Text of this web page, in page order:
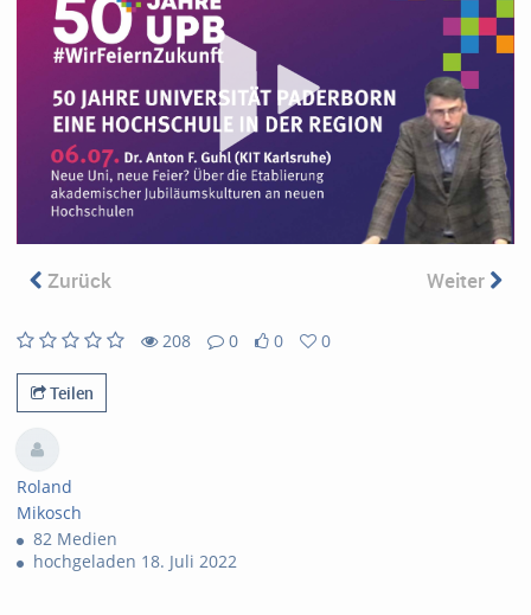
Zurück Weiter
208
views
0
Kommentare
0
likes
0
favoritesTeilen
Roland
Mikosch
82 Medien
hochgeladen 18. Juli 2022